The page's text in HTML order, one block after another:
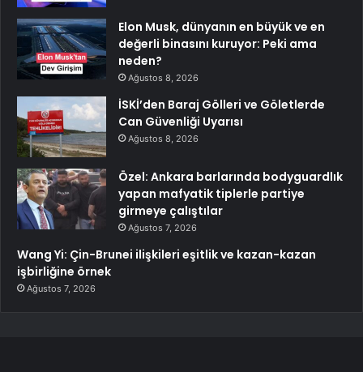
Elon Musk, dünyanın en büyük ve en
değerli binasını kuruyor: Peki ama
neden?
Ağustos 8, 2026
İSKİ’den Baraj Gölleri ve Göletlerde
Can Güvenliği Uyarısı
Ağustos 8, 2026
Özel: Ankara barlarında bodyguardlık
yapan mafyatik tiplerle partiye
girmeye çalıştılar
Ağustos 7, 2026
Wang Yi: Çin-Brunei ilişkileri eşitlik ve kazan-kazan
işbirliğine örnek
Ağustos 7, 2026